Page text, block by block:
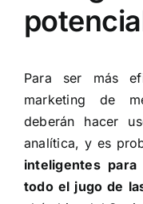
Para ser más
marketing de
deberán hacer
analítica, y es
inteligentes
todo el jugo de